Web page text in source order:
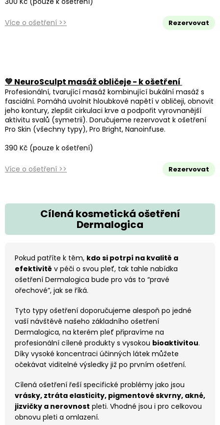
Více o ošetření >> Rezervovat
💚 NeuroSculpt masáž obličeje - k ošetření
Profesionální, tvarující masáž kombinující bukální masáž s
fasciální. Pomáhá uvolnit hloubkové napětí v obličeji, obnovit
jeho kontury, zlepšit cirkulaci krve a podpořit vyrovnanější
aktivitu svalů (symetrii). Doručujeme rezervovat k ošetření
Pro Skin (všechny typy), Pro Bright, Nanoinfuse.
390 Kč (pouze k ošetření)
Více o ošetření >> Rezervovat
Cílená kosmetická ošetření
Dermalogica
Pokud patříte k těm, kdo si potrpí na kvalitě a
efektivitě v péči o svou pleť, tak tahle nabídka
ošetření Dermalogica bude pro vás to “pravé
ořechové”, jak se říká.
Tyto typy ošetření doporučujeme alespoň po jedné
vaší návštěvě našeho základního ošetření
Dermalogica, na kterém pleť připravíme na
profesionální cílené produkty s vysokou bioaktivitou.
Díky vysoké koncentraci účinných látek můžete
očekávat viditelné výsledky již po prvním ošetření.
Cílená ošetření řeší specifické problémy jako jsou
vrásky, ztráta elasticity, pigmentové skvrny, akné,
jizvičky a nerovnost pleti. Vhodné jsou i pro celkovou
obnovu pleti a omlazení.